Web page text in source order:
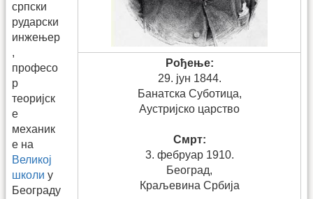
Рођење:
29. јун 1844.
Банатска Суботица,
Аустријско царство
Смрт:
3. фебруар 1910.
Београд,
Краљевина Србија
српски
рударски
инжењер
,
професо
р
теоријск
е
механик
е на
Великој
школи у
Београду